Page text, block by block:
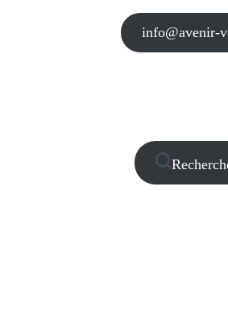
info@avenir-